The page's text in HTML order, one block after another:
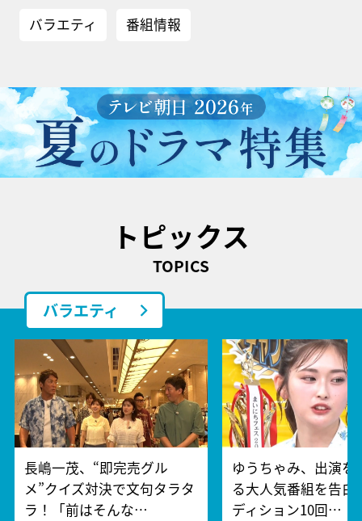
バラエティ 番組情報
トピックス
TOPICS
バラエティ
長嶋一茂、“即完売グル
メ”クイズ対決で文句タラタ
ラ！「前はそんな…
ゆうちゃみ、出演を
る大人気番組を告白
ディション10回…